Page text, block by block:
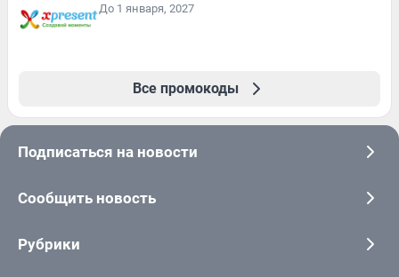
До 1 января, 2027
Все промокоды
Подписаться на новости
Сообщить новость
Рубрики